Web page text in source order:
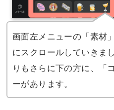
画面左メニューの「素材
にスクロールしていきま
りもさらに下の方に、「
ーがあります。